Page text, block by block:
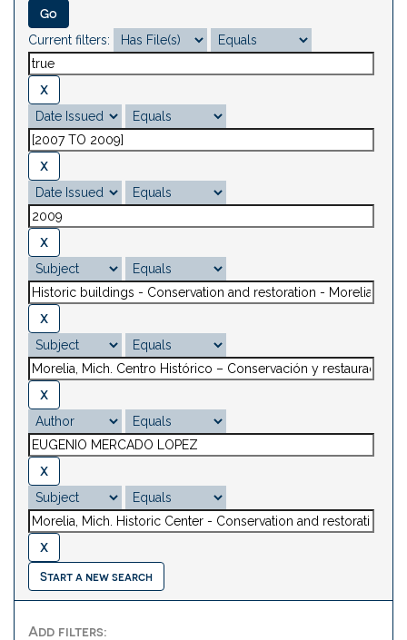
Current filters:
Start a new search
Add filters: